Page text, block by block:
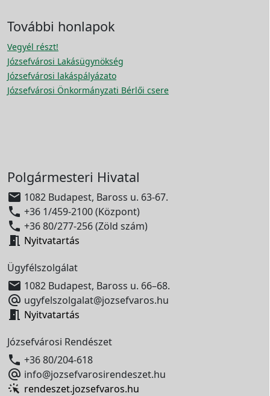
További honlapok
Vegyél részt!
Józsefvárosi Lakásügynökség
Józsefvárosi lakáspályázato
Józsefvárosi Önkormányzati Bérlői csere
Polgármesteri Hivatal
 1082 Budapest, Baross u. 63-67.
 +36 1/459-2100 (Központ)
 +36 80/277-256 (Zöld szám)
 Nyitvatartás
Ügyfélszolgálat
 1082 Budapest, Baross u. 66–68.
 ugyfelszolgalat@jozsefvaros.hu
 Nyitvatartás
Józsefvárosi Rendészet
 +36 80/204-618
 info@jozsefvarosirendeszet.hu
rendeszet.jozsefvaros.hu